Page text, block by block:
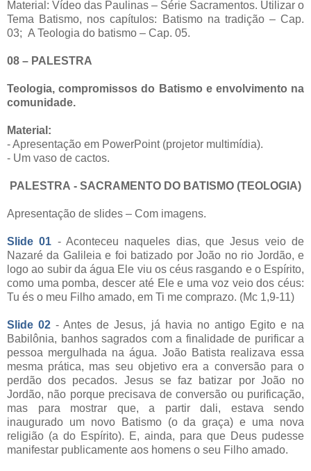
Material: Vídeo das Paulinas – Série Sacramentos. Utilizar o
Tema Batismo, nos capítulos: Batismo na tradição – Cap.
03; A Teologia do batismo – Cap. 05.
08 – PALESTRA
Teologia, compromissos do Batismo e envolvimento na
comunidade.
Material:
- Apresentação em PowerPoint (projetor multimídia).
- Um vaso de cactos.
PALESTRA - SACRAMENTO DO BATISMO (TEOLOGIA)
Apresentação de slides – Com imagens.
Slide 01 - Aconteceu naqueles dias, que Jesus veio de
Nazaré da Galileia e foi batizado por João no rio Jordão, e
logo ao subir da água Ele viu os céus rasgando e o Espírito,
como uma pomba, descer até Ele e uma voz veio dos céus:
Tu és o meu Filho amado, em Ti me comprazo. (Mc 1,9-11)
Slide 02 - Antes de Jesus, já havia no antigo Egito e na
Babilônia, banhos sagrados com a finalidade de purificar a
pessoa mergulhada na água. João Batista realizava essa
mesma prática, mas seu objetivo era a conversão para o
perdão dos pecados. Jesus se faz batizar por João no
Jordão, não porque precisava de conversão ou purificação,
mas para mostrar que, a partir dali, estava sendo
inaugurado um novo Batismo (o da graça) e uma nova
religião (a do Espírito). E, ainda, para que Deus pudesse
manifestar publicamente aos homens o seu Filho amado.